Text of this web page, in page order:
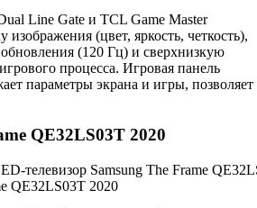
Line Gate и TCL Game Master
изображения (цвет, яркость, четкость),
(120 Гц) и сверхнизкую
процесса. Игровая панель
параметры экрана и игры, позволяет
QE32LS03T 2020
QE32LS03T 2020